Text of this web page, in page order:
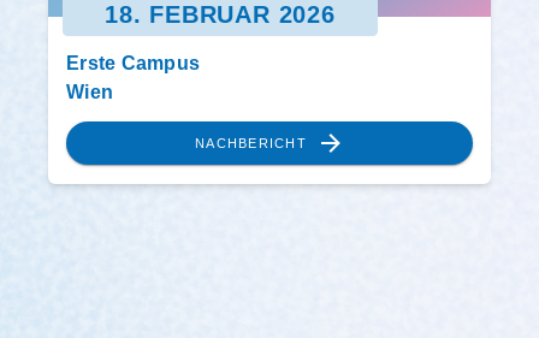
18. FEBRUAR 2026
Erste Campus
Wien
NACHBERICHT